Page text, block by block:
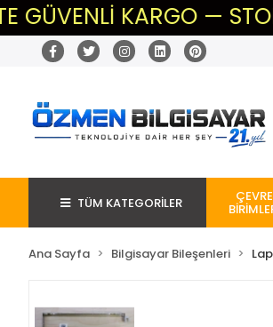
KARGO — STOKTAN
TÜM KATEGORİLER ÇEVRE
Ana Sayfa Bilgisayar Bileşenleri